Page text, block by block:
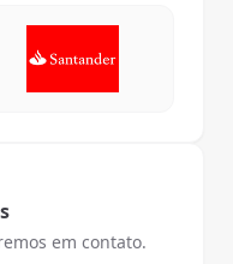
em contato.